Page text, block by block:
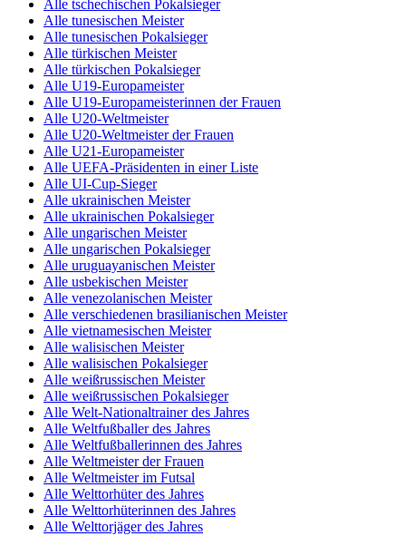
Alle tschechischen Pokalsieger
Alle tunesischen Meister
Alle tunesischen Pokalsieger
Alle türkischen Meister
Alle türkischen Pokalsieger
Alle U19-Europameister
Alle U19-Europameisterinnen der Frauen
Alle U20-Weltmeister
Alle U20-Weltmeister der Frauen
Alle U21-Europameister
Alle UEFA-Präsidenten in einer Liste
Alle UI-Cup-Sieger
Alle ukrainischen Meister
Alle ukrainischen Pokalsieger
Alle ungarischen Meister
Alle ungarischen Pokalsieger
Alle uruguayanischen Meister
Alle usbekischen Meister
Alle venezolanischen Meister
Alle verschiedenen brasilianischen Meister
Alle vietnamesischen Meister
Alle walisischen Meister
Alle walisischen Pokalsieger
Alle weißrussischen Meister
Alle weißrussischen Pokalsieger
Alle Welt-Nationaltrainer des Jahres
Alle Weltfußballer des Jahres
Alle Weltfußballerinnen des Jahres
Alle Weltmeister der Frauen
Alle Weltmeister im Futsal
Alle Welttorhüter des Jahres
Alle Welttorhüterinnen des Jahres
Alle Welttorjäger des Jahres